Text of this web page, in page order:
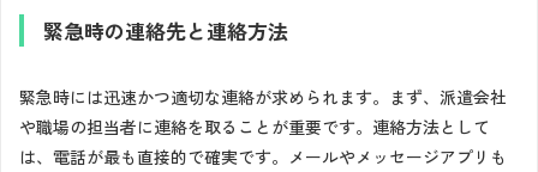
緊急時の連絡先と連絡方法
緊急時には迅速かつ適切な連絡が求められます。まず、派遣会社
や職場の担当者に連絡を取ることが重要です。連絡方法として
は、電話が最も直接的で確実です。メールやメッセージアプリも